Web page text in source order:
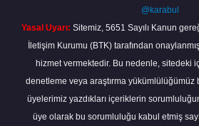
@karabul
Yasal Uyarı: Sitemiz, 5651 Sayılı Kanun
İletişim Kurumu (BTK) tarafından
hizmet vermektedir. Bu nedenle, sitedeki
denetleme veya araştırma yükümlülüğümüz
üyelerimiz yazdıkları içeriklerin
üye olarak bu sorumluluğu kabul etmiş